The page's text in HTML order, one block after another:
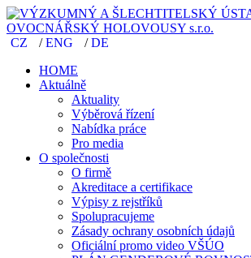
CZ /ENG /DE
HOME
Aktuálně
Aktuality
Výběrová řízení
Nabídka práce
Pro media
O společnosti
O firmě
Akreditace a certifikace
Výpisy z rejstříků
Spolupracujeme
Zásady ochrany osobních údajů
Oficiální promo video VŠÚO